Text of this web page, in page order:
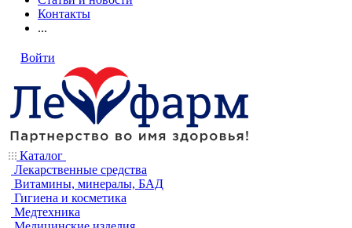
Контакты
...
Войти
Каталог
Лекарственные средства
Витамины, минералы, БАД
Гигиена и косметика
Медтехника